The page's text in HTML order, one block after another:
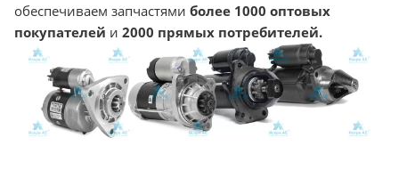
обеспечиваем запчастями более 1000 оптовых
покупателей и 2000 прямых потребителей.